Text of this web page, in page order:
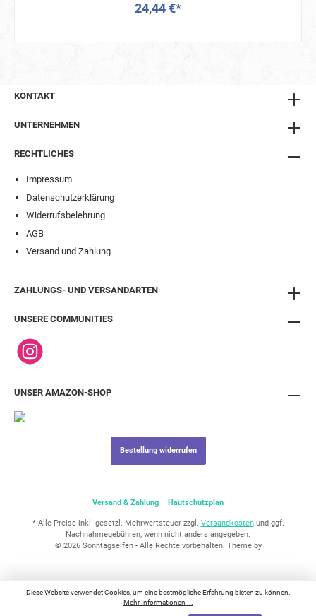
professionellen Einsatz in Werkstätten,
Gegensatz zu Einwegpumpen Ideal für: Werkstätten &
Labore Gastronomie & Lebensmittelverarbeitung
wo Sicherheit, Hygiene & Langlebigkeit gefragt sind
Dosiermenge: ca. 4–6 ml pro Hub Gewindegröße:
passend für 2-Liter-Kartuschen Anwendung: Einfach
Dosierpumpe für 2-Liter-Kartuschen holen Sie sich eine
professionelle, langlebige und hygienische Lösung in
Hände und effiziente Abläufe. Jetzt bestellen bei
24,44 €*
KONTAKT
UNTERNEHMEN
RECHTLICHES
Impressum
Datenschutzerklärung
Widerrufsbelehrung
AGB
Versand und Zahlung
ZAHLUNGS- UND VERSANDARTEN
UNSERE COMMUNITIES
UNSER AMAZON-SHOP
Bestellung widerrufen
Versand & Zahlung Hautschutzplan
* Alle Preise inkl. gesetzl. Mehrwertsteuer zzgl. Versandkostenund ggf.
Nachnahmegebühren, wenn nicht anders angegeben.
© 2026 Sonntagseifen - Alle Rechte vorbehalten. Theme by
Diese Website verwendet Cookies, um eine bestmögliche Erfahrung bieten zu können.
Mehr Informationen ...